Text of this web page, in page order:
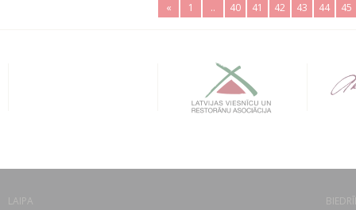
« 1 .. 40 41 42 43 44 45
LAIPA